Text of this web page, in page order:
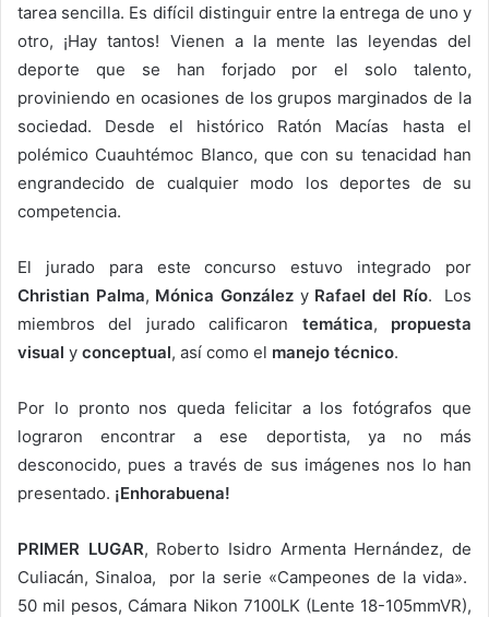
tarea sencilla. Es difícil distinguir entre la entrega de uno y
otro, ¡Hay tantos! Vienen a la mente las leyendas del
deporte que se han forjado por el solo talento,
proviniendo en ocasiones de los grupos marginados de la
sociedad. Desde el histórico Ratón Macías hasta el
polémico Cuauhtémoc Blanco, que con su tenacidad han
engrandecido de cualquier modo los deportes de su
competencia.
El jurado para este concurso estuvo integrado por
Christian Palma, Mónica González y Rafael del Río. Los
miembros del jurado calificaron temática, propuesta
visual y conceptual, así como el manejo técnico.
Por lo pronto nos queda felicitar a los fotógrafos que
lograron encontrar a ese deportista, ya no más
desconocido, pues a través de sus imágenes nos lo han
presentado. ¡Enhorabuena!
PRIMER LUGAR, Roberto Isidro Armenta Hernández, de
Culiacán, Sinaloa, por la serie «Campeones de la vida».
50 mil pesos, Cámara Nikon 7100LK (Lente 18-105mmVR),